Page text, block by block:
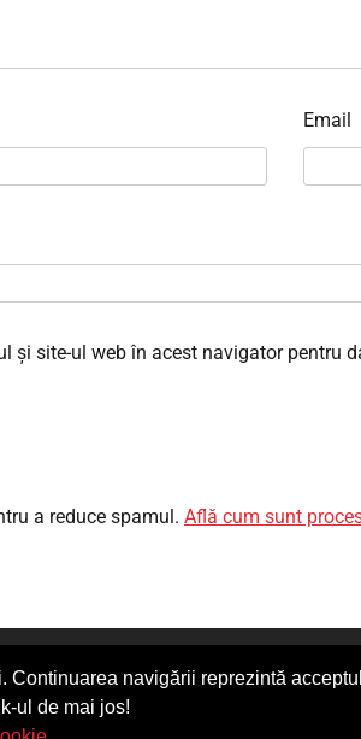
Continuarea navigării reprezintă
ul de mai jos!
Email
și site-ul web în acest navigator pentru
a reduce spamul. Află cum sunt